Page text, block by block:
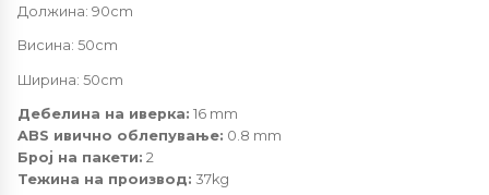
Должина: 90cm
Висина: 50cm
Ширина: 50cm
Дебелина на иверка: 16 mm
ABS ивично облепување: 0.8 mm
Број на пакети: 2
Тежина на производ: 37kg